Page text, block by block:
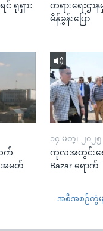
ရုရှား
တရားရေးဌာ
မိန့်ခွန်းပြော
က်
မတ်
၁၄ မတ္၊ ၂၀၂၅
ကုလအတွင်းရေ
Bazar ရောက်
အစီအစဉ်တွဲမ